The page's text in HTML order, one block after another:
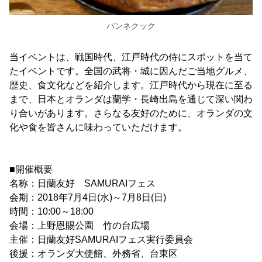
パンネクック
当イベントは、戦国時代、江戸時代の侍にスポットを当て
たイベントです。全国の武将・城に因んだご当地グルメ、
歴史、食文化などを紹介します。江戸時代から現在に至る
まで、日本とオランダは蘭学・長崎出島を通じて深い関わ
り合いがあります。さらなる友好のために、オランダの文
化や食を皆さんに味わっていただけます。
■開催概要
名称：日蘭友好 SAMURAIフェス
会期：2018年7月4日(水)～7月8日(日)
時間：10:00～18:00
会場：上野恩賜公園 竹の台広場
主催：日蘭友好SAMURAIフェス実行委員会
後援：オランダ大使館、外務省、台東区